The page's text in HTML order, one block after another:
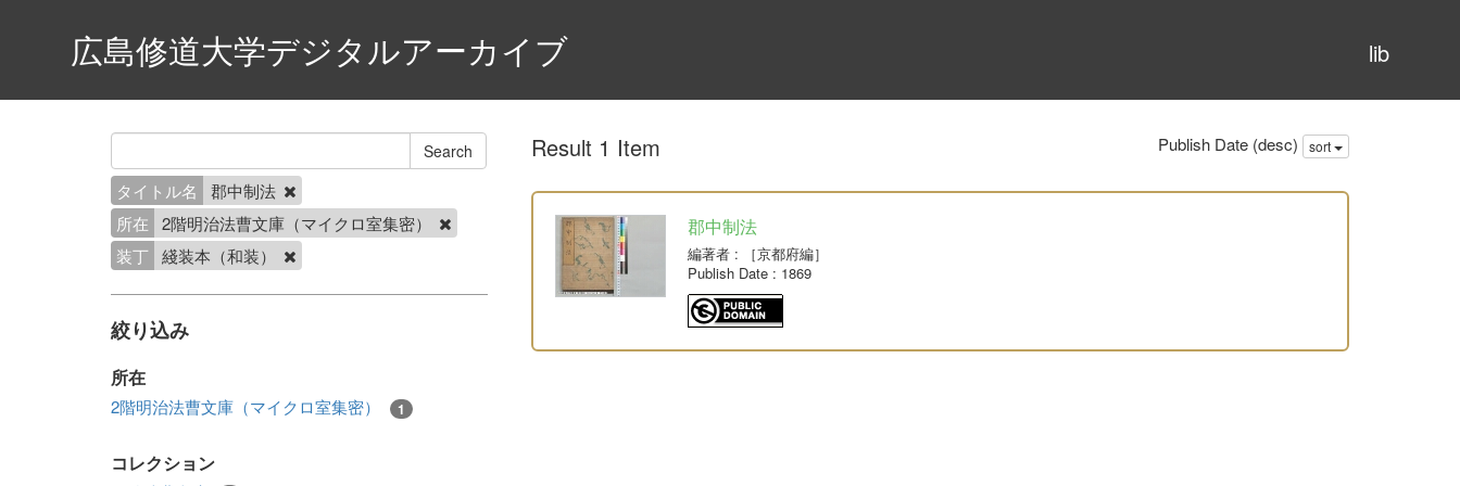
lib
広島修道大学デジタルアーカイブ
タイトル名
郡中制法
所在
2階明治法曹文庫（マイクロ室集密）
装丁 綫装本（和装）
絞り込み
所在
2階明治法曹文庫（マイクロ室集密） 1
コレクション
Result 1 Item Publish Date (desc) sort
郡中制法
編著者: ［京都府編］
Publish Date: 1869